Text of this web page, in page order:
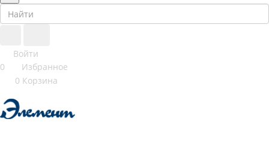
Войти
0
Избранное
0 Корзина